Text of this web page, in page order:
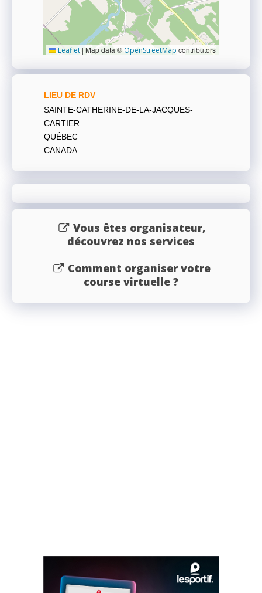
Leaflet | Map data © OpenStreetMap contributors
LIEU DE RDV
SAINTE-CATHERINE-DE-LA-JACQUES-
CARTIER
QUÉBEC
CANADA
Vous êtes organisateur,
découvrez nos services
Comment organiser votre
course virtuelle ?